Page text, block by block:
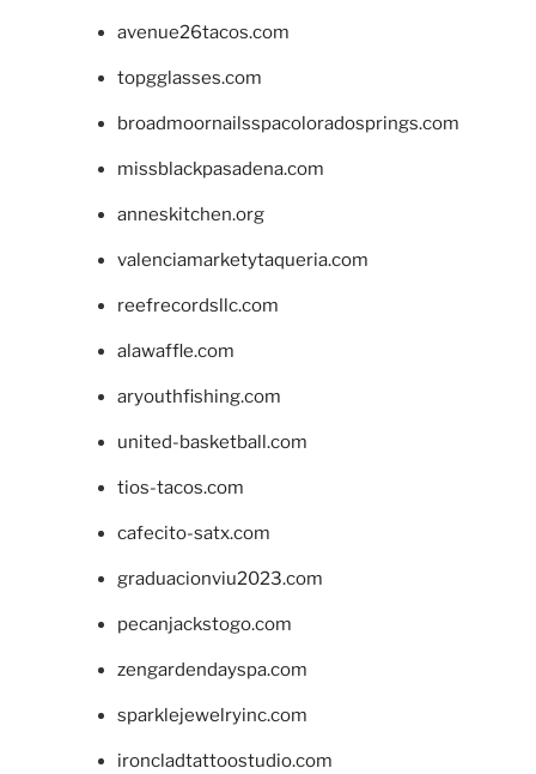
avenue26tacos.com
topgglasses.com
broadmoornailsspacoloradosprings.com
missblackpasadena.com
anneskitchen.org
valenciamarketytaqueria.com
reefrecordsllc.com
alawaffle.com
aryouthfishing.com
united-basketball.com
tios-tacos.com
cafecito-satx.com
graduacionviu2023.com
pecanjackstogo.com
zengardendayspa.com
sparklejewelryinc.com
ironcladtattoostudio.com